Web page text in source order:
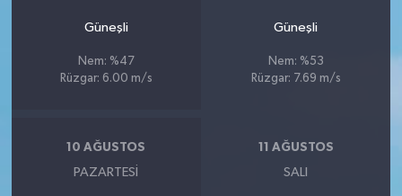
Güneşli
Nem: %47
Rüzgar: 6.00 m/s
Güneşli
Nem: %53
Rüzgar: 7.69 m/s
10 AĞUSTOS
PAZARTESI
11 AĞUSTOS
SALI